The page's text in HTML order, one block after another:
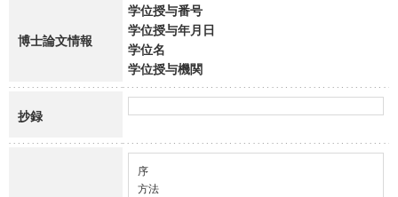
博士論文情報
学位授与番号
学位授与年月日
学位名
学位授与機関
抄録
序
方法